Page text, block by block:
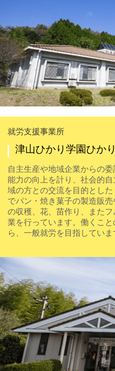
就労支援事業所
津山ひかり学園ひか
自主生産や地域企業からの
能力の向上を計り、社会的
域の方との交流を目的とした
でパン・焼き菓子の製造販
の収穫、花、苗作り、また
業を行っています。働くこ
ら、一般就労を目指していま